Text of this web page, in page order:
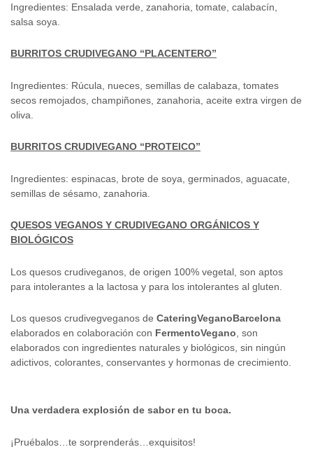
Ingredientes: Ensalada verde, zanahoria, tomate, calabacín,
salsa soya.
BURRITOS CRUDIVEGANO “PLACENTERO”
Ingredientes: Rúcula, nueces, semillas de calabaza, tomates
secos remojados, champiñones, zanahoria, aceite extra virgen de
oliva.
BURRITOS CRUDIVEGANO “PROTEICO”
Ingredientes: espinacas, brote de soya, germinados, aguacate,
semillas de sésamo, zanahoria.
QUESOS VEGANOS Y CRUDIVEGANO ORGÁNICOS Y
BIOLÓGICOS
Los quesos crudiveganos, de origen 100% vegetal, son aptos
para intolerantes a la lactosa y para los intolerantes al gluten.
Los quesos crudivegveganos de CateringVeganoBarcelona
elaborados en colaboración con FermentoVegano, son
elaborados con ingredientes naturales y biológicos, sin ningún
adictivos, colorantes, conservantes y hormonas de crecimiento.
Una verdadera explosión de sabor en tu boca.
¡Pruébalos…te sorprenderás…exquisitos!